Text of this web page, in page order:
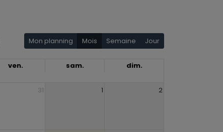
Mon planning Mois Semaine Jour
ven. sam. dim.
31 1 2